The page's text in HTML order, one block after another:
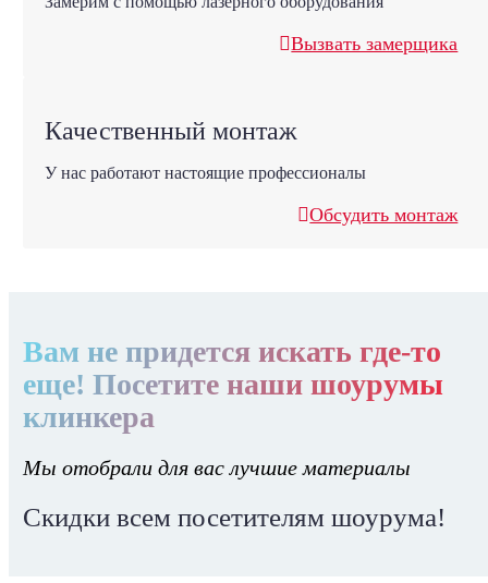
Вызвать замерщика
Качественный монтаж
У нас работают настоящие профессионалы
Обсудить монтаж
Вам не придется искать где-то
еще! Посетите наши шоурумы
клинкера
Мы отобрали для вас лучшие материалы
Скидки всем посетителям шоурума!